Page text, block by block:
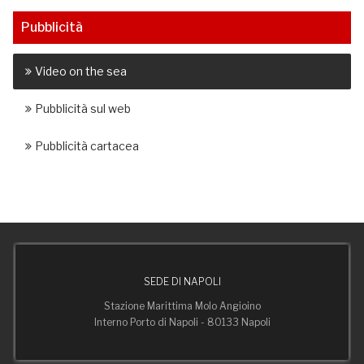
Pubblicità
Video on the sea
Pubblicità sul web
Pubblicità cartacea
SEDE DI NAPOLI
Stazione Marittima Molo Angioino
Interno Porto di Napoli - 80133 Napoli